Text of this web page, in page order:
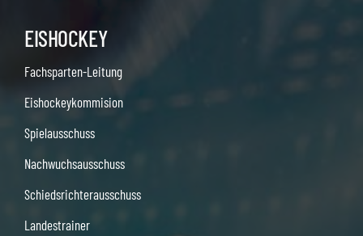
EISHOCKEY
Fachsparten-Leitung
Eishockeykommision
Spielausschuss
Nachwuchsausschuss
Schiedsrichterausschuss
Landestrainer